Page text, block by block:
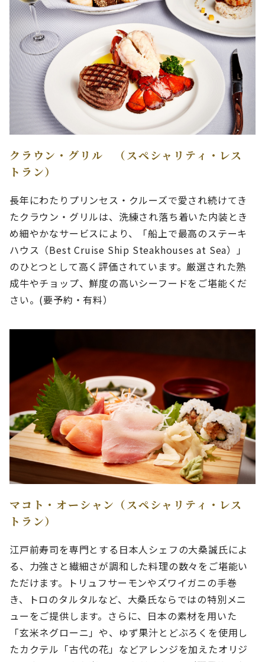
クラウン・グリル （スペシャリティ・レス
トラン）
長年にわたりプリンセス・クルーズで愛され続けてき
たクラウン・グリルは、洗練され落ち着いた内装とき
め細やかなサービスにより、「船上で最高のステーキ
ハウス（Best Cruise Ship Steakhouses at Sea）」
のひとつとして高く評価されています。厳選された熟
成牛やチョップ、鮮度の高いシーフードをご堪能くだ
さい。(要予約・有料）
マコト・オーシャン（スペシャリティ・レス
トラン）
江戸前寿司を専門とする日本人シェフの大桑誠氏によ
る、力強さと繊細さが調和した料理の数々をご堪能い
ただけます。トリュフサーモンやズワイガニの手巻
き、トロのタルタルなど、大桑氏ならではの特別メニ
ューをご提供します。さらに、日本の素材を用いた
「玄米ネグローニ」や、ゆず果汁とどぶろくを使用し
たカクテル「古代の花」などアレンジを加えたオリジ